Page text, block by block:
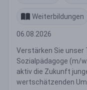
Weiterbildungen
06.08.2026
Verstärken Sie unser
Sozialpädagoge (m/
aktiv die Zukunft
wertschätzenden